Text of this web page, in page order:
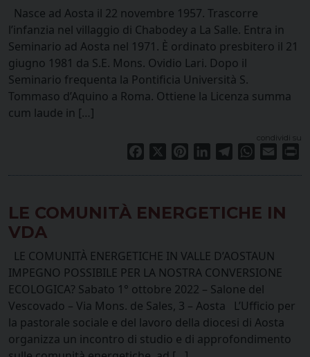
Nasce ad Aosta il 22 novembre 1957. Trascorre
l’infanzia nel villaggio di Chabodey a La Salle. Entra in
Seminario ad Aosta nel 1971. È ordinato presbitero il 21
giugno 1981 da S.E. Mons. Ovidio Lari. Dopo il
Seminario frequenta la Pontificia Università S.
Tommaso d’Aquino a Roma. Ottiene la Licenza summa
cum laude in […]
condividi su
Facebook PinterestLinkedInTelegramWhatsApp
Email
LE COMUNITÀ ENERGETICHE IN
VDA
LE COMUNITÀ ENERGETICHE IN VALLE D’AOSTAUN
IMPEGNO POSSIBILE PER LA NOSTRA CONVERSIONE
ECOLOGICA? Sabato 1° ottobre 2022 – Salone del
Vescovado – Via Mons. de Sales, 3 – Aosta L’Ufficio per
la pastorale sociale e del lavoro della diocesi di Aosta
organizza un incontro di studio e di approfondimento